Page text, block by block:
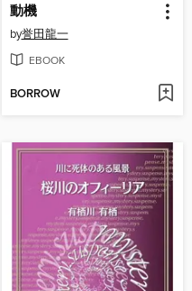
動機
by誉田龍一
EBOOK
BORROW